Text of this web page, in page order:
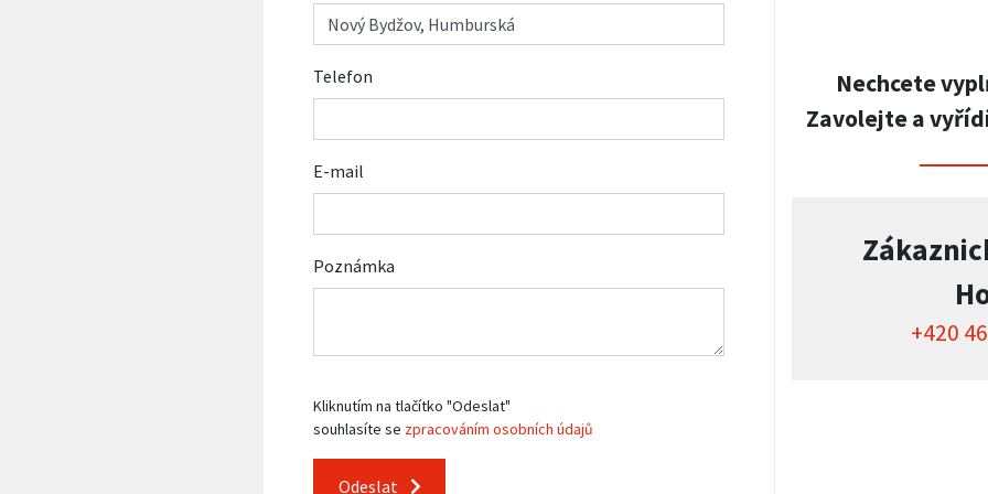
Telefon
E-mail
Poznámka
Kliknutím na tlačítko "Odeslat"
souhlasíte se zpracováním osobních údajů
Odeslat
Nechcete
Zavolejte a
+420